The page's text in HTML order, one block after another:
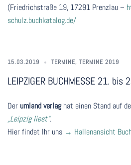
(Friedrichstraße 19, 17291 Prenzlau –
schulz.buchkatalog.de/
15.03.2019 TERMINE, TERMINE 2019
LEIPZIGER BUCHMESSE 21. bis
Der umland verlaghat einen Stand auf
„Leipzig liest“.
Hier findet Ihr uns → Hallenansicht